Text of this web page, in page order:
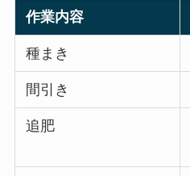
作業内容
種まき
間引き
追肥